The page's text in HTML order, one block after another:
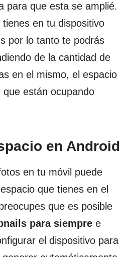
para que esta se amplié.
en tu dispositivo
por lo tanto te podrás
de la cantidad de
en el mismo, el espacio
están ocupando
en Android
en tu móvil puede
que tienes en el
que es posible
para siempre e
el dispositivo para